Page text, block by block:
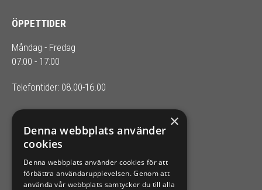
ÖPPETTIDER
Måndag - Fredag
07:00 - 17:00
Telefontider: 08.00-16.00
SIXTEN NILSSONS
Organisationsnummer 556164-2652
×
Denna webbplats använder
cookies
Denna webbplats använder cookies för att
förbättra användarupplevelsen. Genom att
använda vår webbplats samtycker du till alla